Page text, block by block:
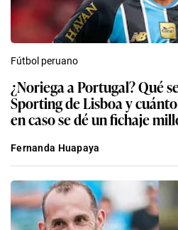
Fútbol peruano
¿Noriega a Portugal? Qué
Sporting de Lisboa y
en caso se dé un fichaje
Fernanda Huapaya